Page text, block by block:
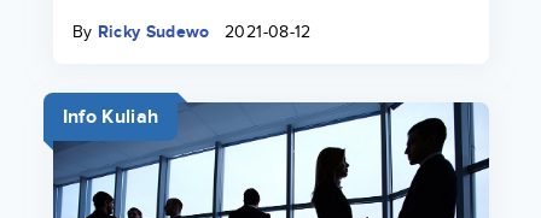
By Ricky Sudewo 2021-08-12
Info Kuliah